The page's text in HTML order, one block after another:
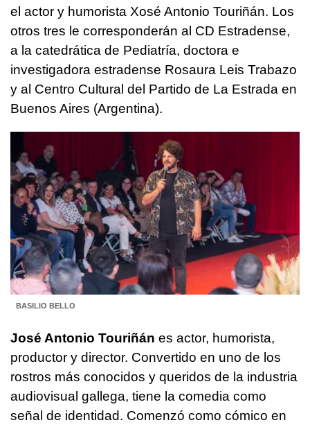
el actor y humorista Xosé Antonio Touriñán. Los
otros tres le corresponderán al CD Estradense,
a la catedrática de Pediatría, doctora e
investigadora estradense Rosaura Leis Trabazo
y al Centro Cultural del Partido de La Estrada en
Buenos Aires (Argentina).
BASILIO BELLO
José Antonio Touriñán es actor, humorista,
productor y director. Convertido en uno de los
rostros más conocidos y queridos de la industria
audiovisual gallega, tiene la comedia como
señal de identidad. Comenzó como cómico en